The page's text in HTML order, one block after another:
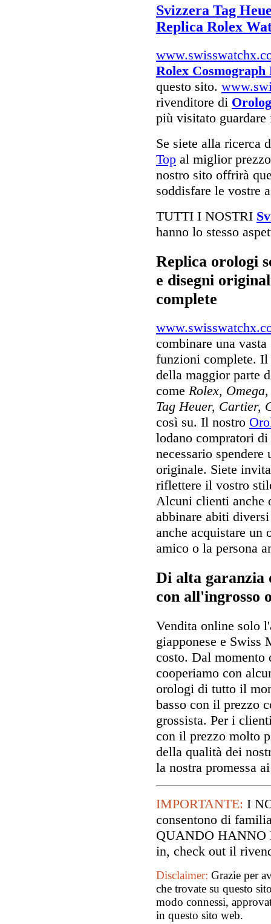
Svizzera Tag
Replica Rolex
Rolex Cosmograph
questo sito.
rivenditore di
più visitato guardare
Se siete alla ricerca
Top al miglior
nostro sito offrirà
soddisfare le vostre
TUTTI I NOSTRI
hanno lo stesso
Replica orologi
e disegni
complete
combinare una
funzioni complete. Il
della maggior parte
come Rolex,
Tag Heuer, Cartier,
così su. Il nostro
lodano compratori
necessario
originale. Siete
riflettere il vostro
Alcuni clienti anche
abbinare abiti
anche acquistare un
amico o la persona
Di alta garanzia
con all'ingrosso
Vendita online solo
giapponese e Swiss
costo. Dal momento
cooperiamo con
orologi di tutto il
basso con il prezzo
grossista. Per i
con il prezzo molto
della qualità dei
la nostra promessa
IMPORTANTE: I
consentono di
QUANDO HANNO
in, check out il
Disclaimer: Grazie per
che trovate su questo
modo connessi,
in questo sito web.